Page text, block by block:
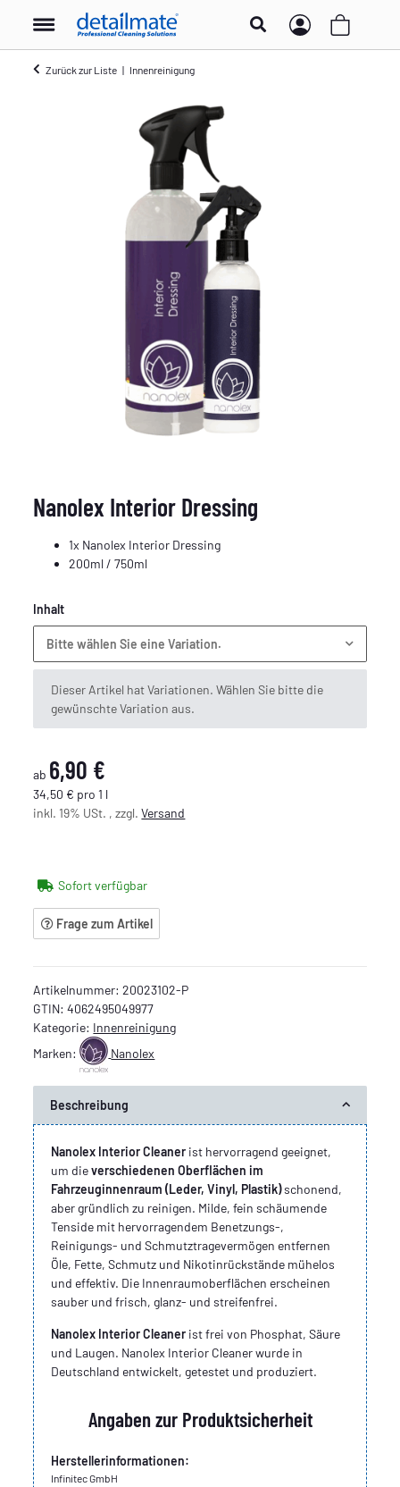
Zurück zur Liste Innenreinigung
Nanolex Interior Dressing
1x Nanolex Interior Dressing
200ml / 750ml
Inhalt
Bitte wählen Sie eine Variation.
x
Dieser Artikel hat Variationen. Wählen Sie bitte die
gewünschte Variation aus.
ab 6,90 €
34,50 € pro 1 l
inkl. 19% USt. , zzgl.Versand
Sofort verfügbar
Frage zum Artikel
Artikelnummer:20023102-P
GTIN: 4062495049977
Kategorie: Innenreinigung
Marken:
Nanolex
Beschreibung
Nanolex Interior Cleaner ist hervorragend geeignet,
um dieverschiedenen Oberflächen im
Fahrzeuginnenraum (Leder, Vinyl, Plastik)schonend,
aber gründlich zu reinigen. Milde, fein schäumende
Tenside mit hervorragendem Benetzungs-,
Reinigungs- und Schmutztragevermögen entfernen
Öle, Fette, Schmutz und Nikotinrückstände mühelos
und effektiv. Die Innenraumoberflächen erscheinen
sauber und frisch, glanz- und streifenfrei.
Nanolex Interior Cleaner ist frei von Phosphat, Säure
und Laugen. Nanolex Interior Cleaner wurde in
Deutschland entwickelt, getestet und produziert.
Angaben zur Produktsicherheit
Herstellerinformationen:
Infinitec GmbH